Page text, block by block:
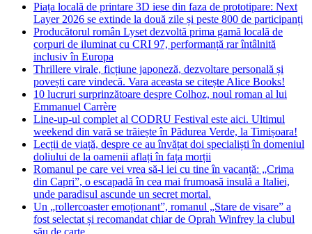
Piața locală de printare 3D iese din faza de prototipare: Next
Layer 2026 se extinde la două zile și peste 800 de participanți
Producătorul român Lyset dezvoltă prima gamă locală de
corpuri de iluminat cu CRI 97, performanță rar întâlnită
inclusiv în Europa
Thrillere virale, ficțiune japoneză, dezvoltare personală și
povești care vindecă. Vara aceasta se citește Alice Books!
10 lucruri surprinzătoare despre Colhoz, noul roman al lui
Emmanuel Carrère
Line-up-ul complet al CODRU Festival este aici. Ultimul
weekend din vară se trăiește în Pădurea Verde, la Timișoara!
Lecții de viață, despre ce au învățat doi specialiști în domeniul
doliului de la oamenii aflați în fața morții
Romanul pe care vei vrea să-l iei cu tine în vacanță: „Crima
din Capri”, o escapadă în cea mai frumoasă insulă a Italiei,
unde paradisul ascunde un secret mortal.
Un „rollercoaster emoționant”, romanul „Stare de visare” a
fost selectat și recomandat chiar de Oprah Winfrey la clubul